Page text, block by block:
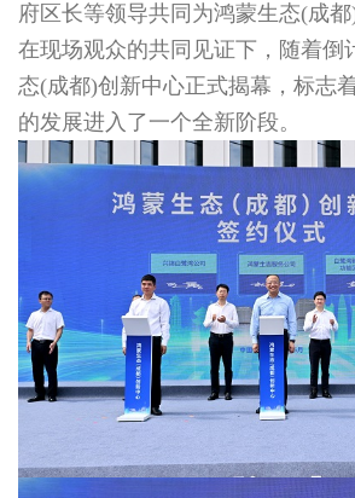
府区长等领导共同为鸿蒙生态(成都
在现场观众的共同见证下，随着倒
态(成都)创新中心正式揭幕，标志
的发展进入了一个全新阶段。